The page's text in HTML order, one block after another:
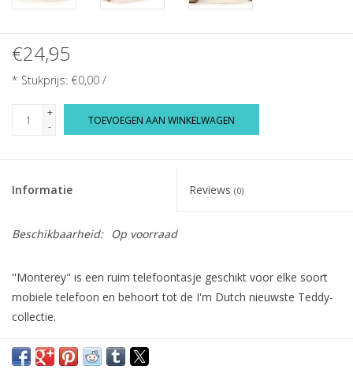
€24,95
* Stukprijs: €0,00 /
+
-
TOEVOEGEN AAN WINKELWAGEN
Informatie Reviews (0)
Beschikbaarheid: Op voorraad
"Monterey" is een ruim telefoontasje geschikt voor elke soort
mobiele telefoon en behoort tot de I'm Dutch nieuwste Teddy-
collectie.
Dit stoere telefoontasje heeft van binnen een ruim vak met
genoeg ruimte voor iedere soort mobiele telefoon en biedt zelfs